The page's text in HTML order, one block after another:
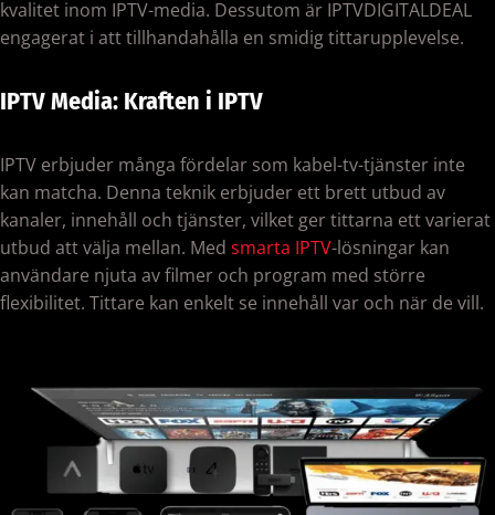
kvalitet inom IPTV-media. Dessutom är IPTVDIGITALDEAL
engagerat i att tillhandahålla en smidig tittarupplevelse.
IPTV Media: Kraften i IPTV
IPTV erbjuder många fördelar som kabel-tv-tjänster inte
kan matcha. Denna teknik erbjuder ett brett utbud av
kanaler, innehåll och tjänster, vilket ger tittarna ett varierat
utbud att välja mellan. Med smarta IPTV-lösningar kan
användare njuta av filmer och program med större
flexibilitet. Tittare kan enkelt se innehåll var och när de vill.